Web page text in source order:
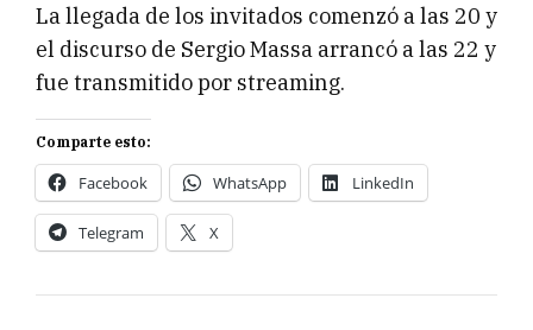
La llegada de los invitados comenzó a las 20 y
el discurso de Sergio Massa arrancó a las 22 y
fue transmitido por streaming.
Comparte esto:
Facebook WhatsApp LinkedIn
Telegram X